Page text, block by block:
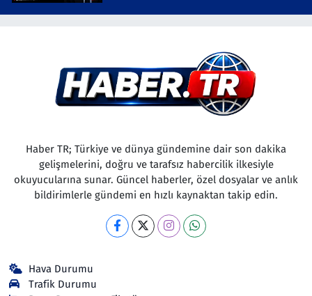
Haber TR; Türkiye ve dünya gündemine dair son dakika
gelişmelerini, doğru ve tarafsız habercilik ilkesiyle
okuyucularına sunar. Güncel haberler, özel dosyalar ve anlık
bildirimlerle gündemi en hızlı kaynaktan takip edin.
Hava Durumu
Trafik Durumu